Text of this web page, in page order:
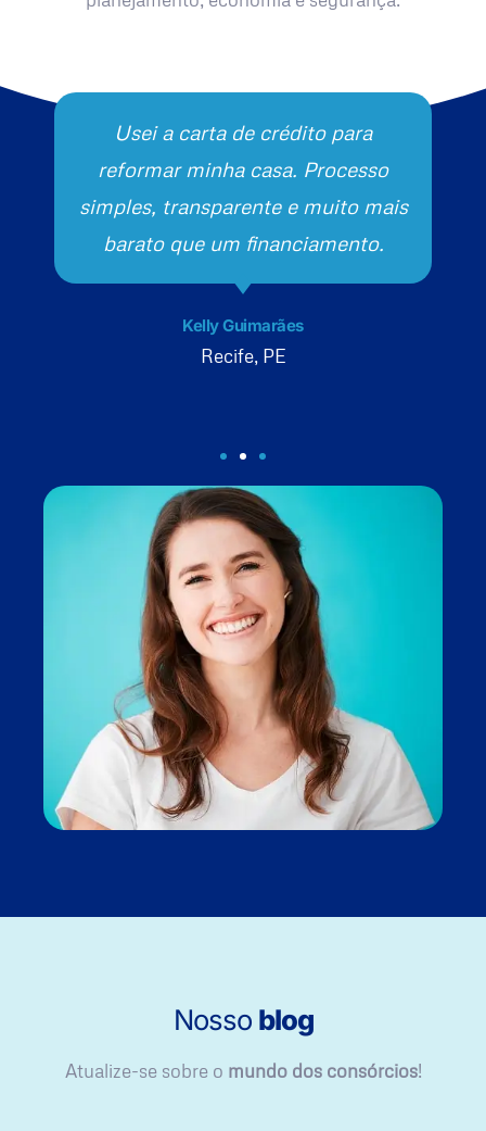
Usei a carta de crédito para
reformar minha casa. Processo
simples, transparente e muito mais
barato que um financiamento.
Kelly Guimarães
Recife, PE
Nosso blog
Atualize-se sobre o mundo dos consórcios!